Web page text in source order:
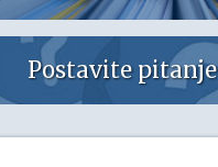
Postavite pitanje